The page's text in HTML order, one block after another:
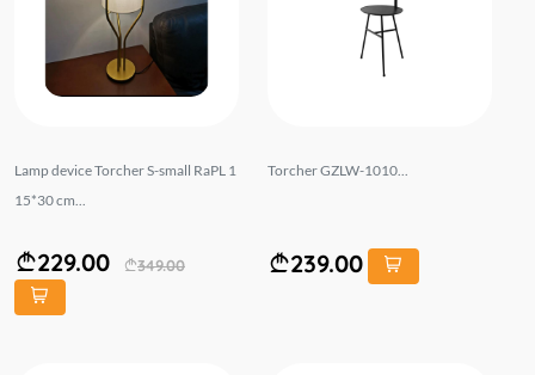
Lamp device Torcher S-small RaPL 1
15*30 cm...
229.00 349.00
Torcher GZLW-1010...
239.00